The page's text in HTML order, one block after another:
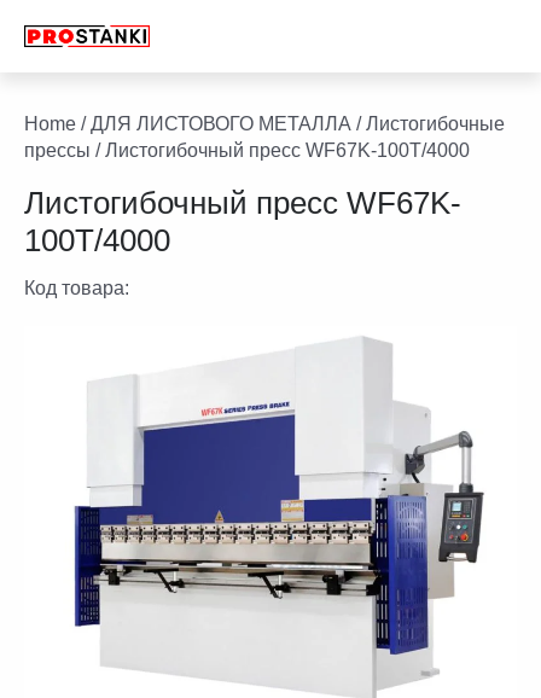
Home /ДЛЯ ЛИСТОВОГО МЕТАЛЛА /Листогибочные
прессы / Листогибочный пресс WF67K-100T/4000
Листогибочный пресс WF67K-
100T/4000
Код товара: